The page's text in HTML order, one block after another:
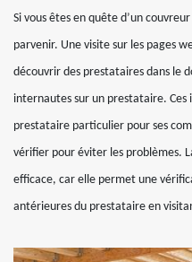
Si vous êtes en quête d’un
parvenir. Une visite sur les pages
découvrir des prestataires dans le
internautes sur un prestataire.
prestataire particulier pour ses
vérifier pour éviter les problèmes.
efficace, car elle permet une
antérieures du prestataire en